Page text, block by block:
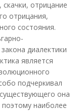
отрицание
отрицания,
состояния.
диалектики
является
подчеркивал
она
наиболее